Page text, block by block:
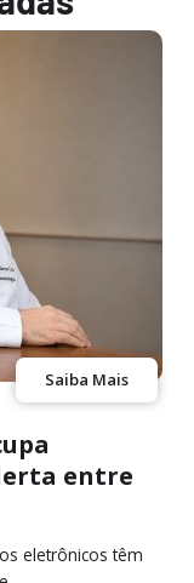
Saiba Mais
entre
eletrônicos têm